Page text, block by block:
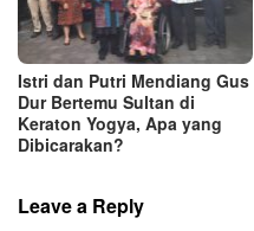
Istri dan Putri Mendiang Gus
Dur Bertemu Sultan di
Keraton Yogya, Apa yang
Dibicarakan?
Leave a Reply